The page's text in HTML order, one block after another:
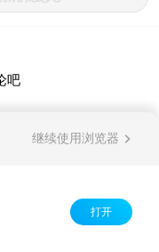
继续使用浏览器
打开